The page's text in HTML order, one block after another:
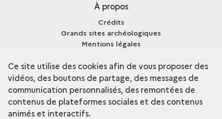
À propos
Crédits
Grands sites archéologiques
Mentions légales
Découvrir la collection
Ce site utilise des cookies afin de vous proposer des
vidéos, des boutons de partage, des messages de
communication personnalisés, des remontées de
contenus de plateformes sociales et des contenus
animés et interactifs.